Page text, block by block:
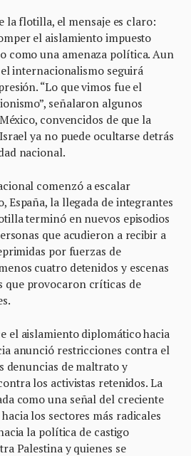
la flotilla, el mensaje es claro:
el aislamiento impuesto
como una amenaza política. Aun
internacionalismo seguirá
“Lo que vimos fue el
señalaron algunos
convencidos de que la
ya no puede ocultarse detrás
nacional.
comenzó a escalar
España, la llegada de integrantes
terminó en nuevos episodios
que acudieron a recibir a
por fuerzas de
cuatro detenidos y escenas
que provocaron críticas de
el aislamiento diplomático hacia
anunció restricciones contra el
denuncias de maltrato y
los activistas retenidos. La
como una señal del creciente
los sectores más radicales
la política de castigo
Palestina y quienes se